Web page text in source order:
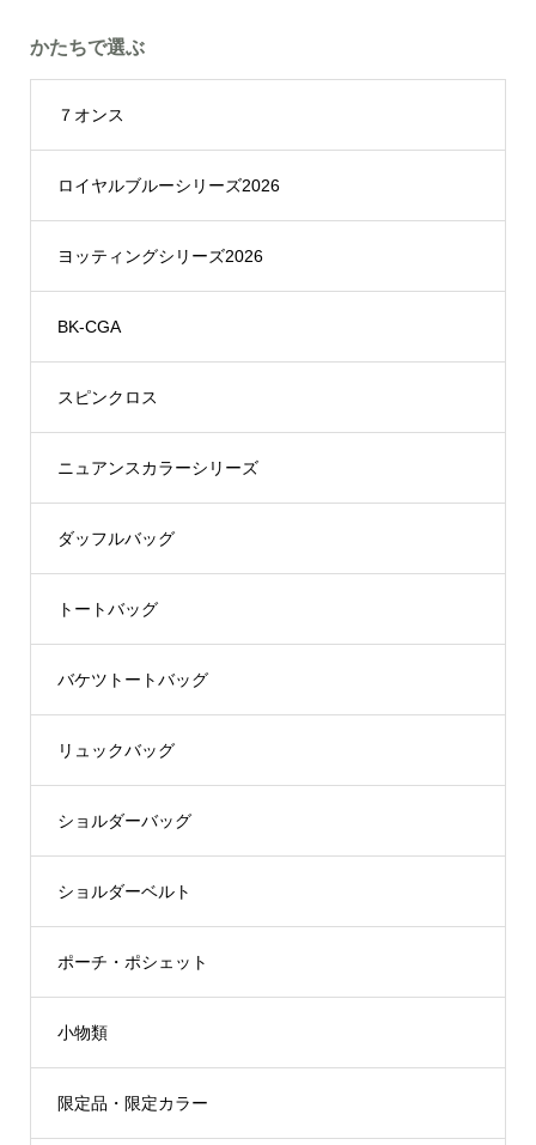
かたちで選ぶ
７オンス
ロイヤルブルーシリーズ2026
ヨッティングシリーズ2026
BK-CGA
スピンクロス
ニュアンスカラーシリーズ
ダッフルバッグ
トートバッグ
バケツトートバッグ
リュックバッグ
ショルダーバッグ
ショルダーベルト
ポーチ・ポシェット
小物類
限定品・限定カラー